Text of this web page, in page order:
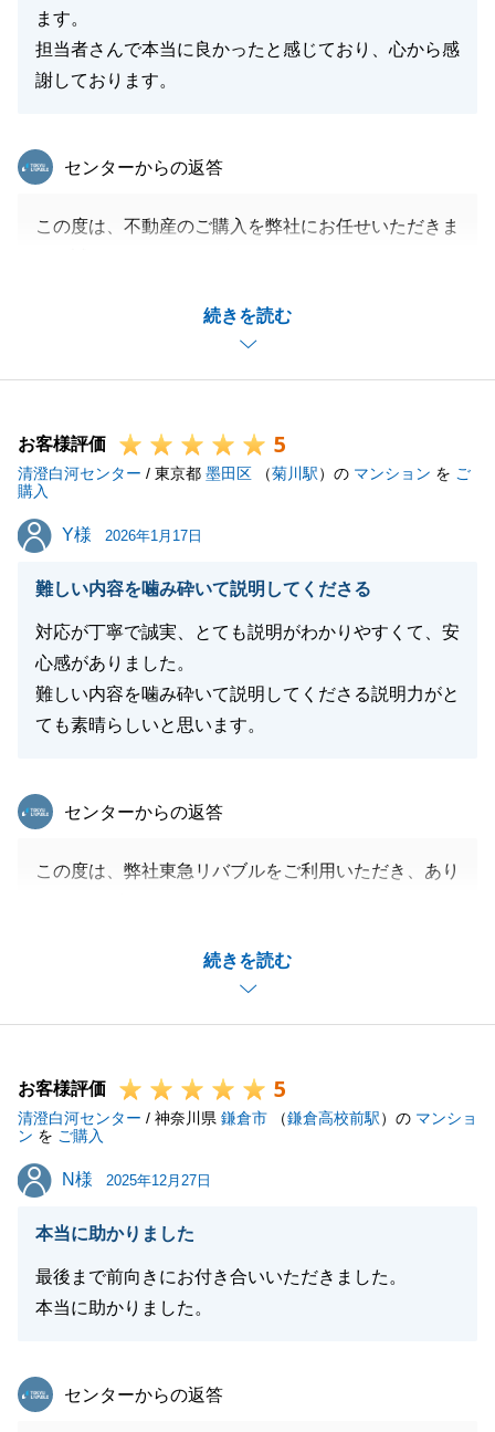
ます。
担当者さんで本当に良かったと感じており、心から感
謝しております。
続きを読む
東急リバブル
センターからの返答
この度は、不動産のご購入を弊社にお任せいただきま
えることができました。
引き続き、不動産に関するお悩みやご相談がございま
したら、お気軽にご連絡ください。
お客様評価 5
清澄白河センター / 東京都 墨田区 （菊川駅）の マンション を ご
購入
Y様
Y様 2026年1月17日
難しい内容を噛み砕いて説明してくださる
対応が丁寧で誠実、とても説明がわかりやすくて、安
心感がありました。
難しい内容を噛み砕いて説明してくださる説明力がと
ても素晴らしいと思います。
続きを読む
東急リバブル
センターからの返答
この度は、弊社東急リバブルをご利用いただき、あり
今後も末永いお付き合いをさせて頂ければと思いま
よろしくお願い申し上げます。
閉じる
お客様評価 5
清澄白河センター / 神奈川県 鎌倉市 （鎌倉高校前駅）の マンショ
ン を ご購入
N様
N様 2025年12月27日
本当に助かりました
最後まで前向きにお付き合いいただきました。
本当に助かりました。
東急リバブル
センターからの返答